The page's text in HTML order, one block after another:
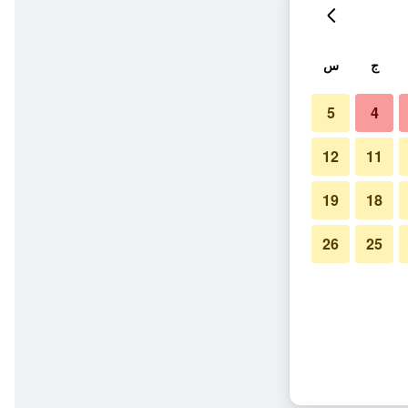
ج س
4
5
11
12
18
19
25
26